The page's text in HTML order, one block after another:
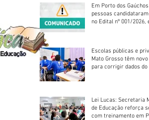
Em Porto dos
pessoas
no Edital nº 001/2026,
Escolas públicas e
Mato Grosso têm
para corrigir dados do
Lei Lucas: Secretaria
de Educação reforça
com treinamento em